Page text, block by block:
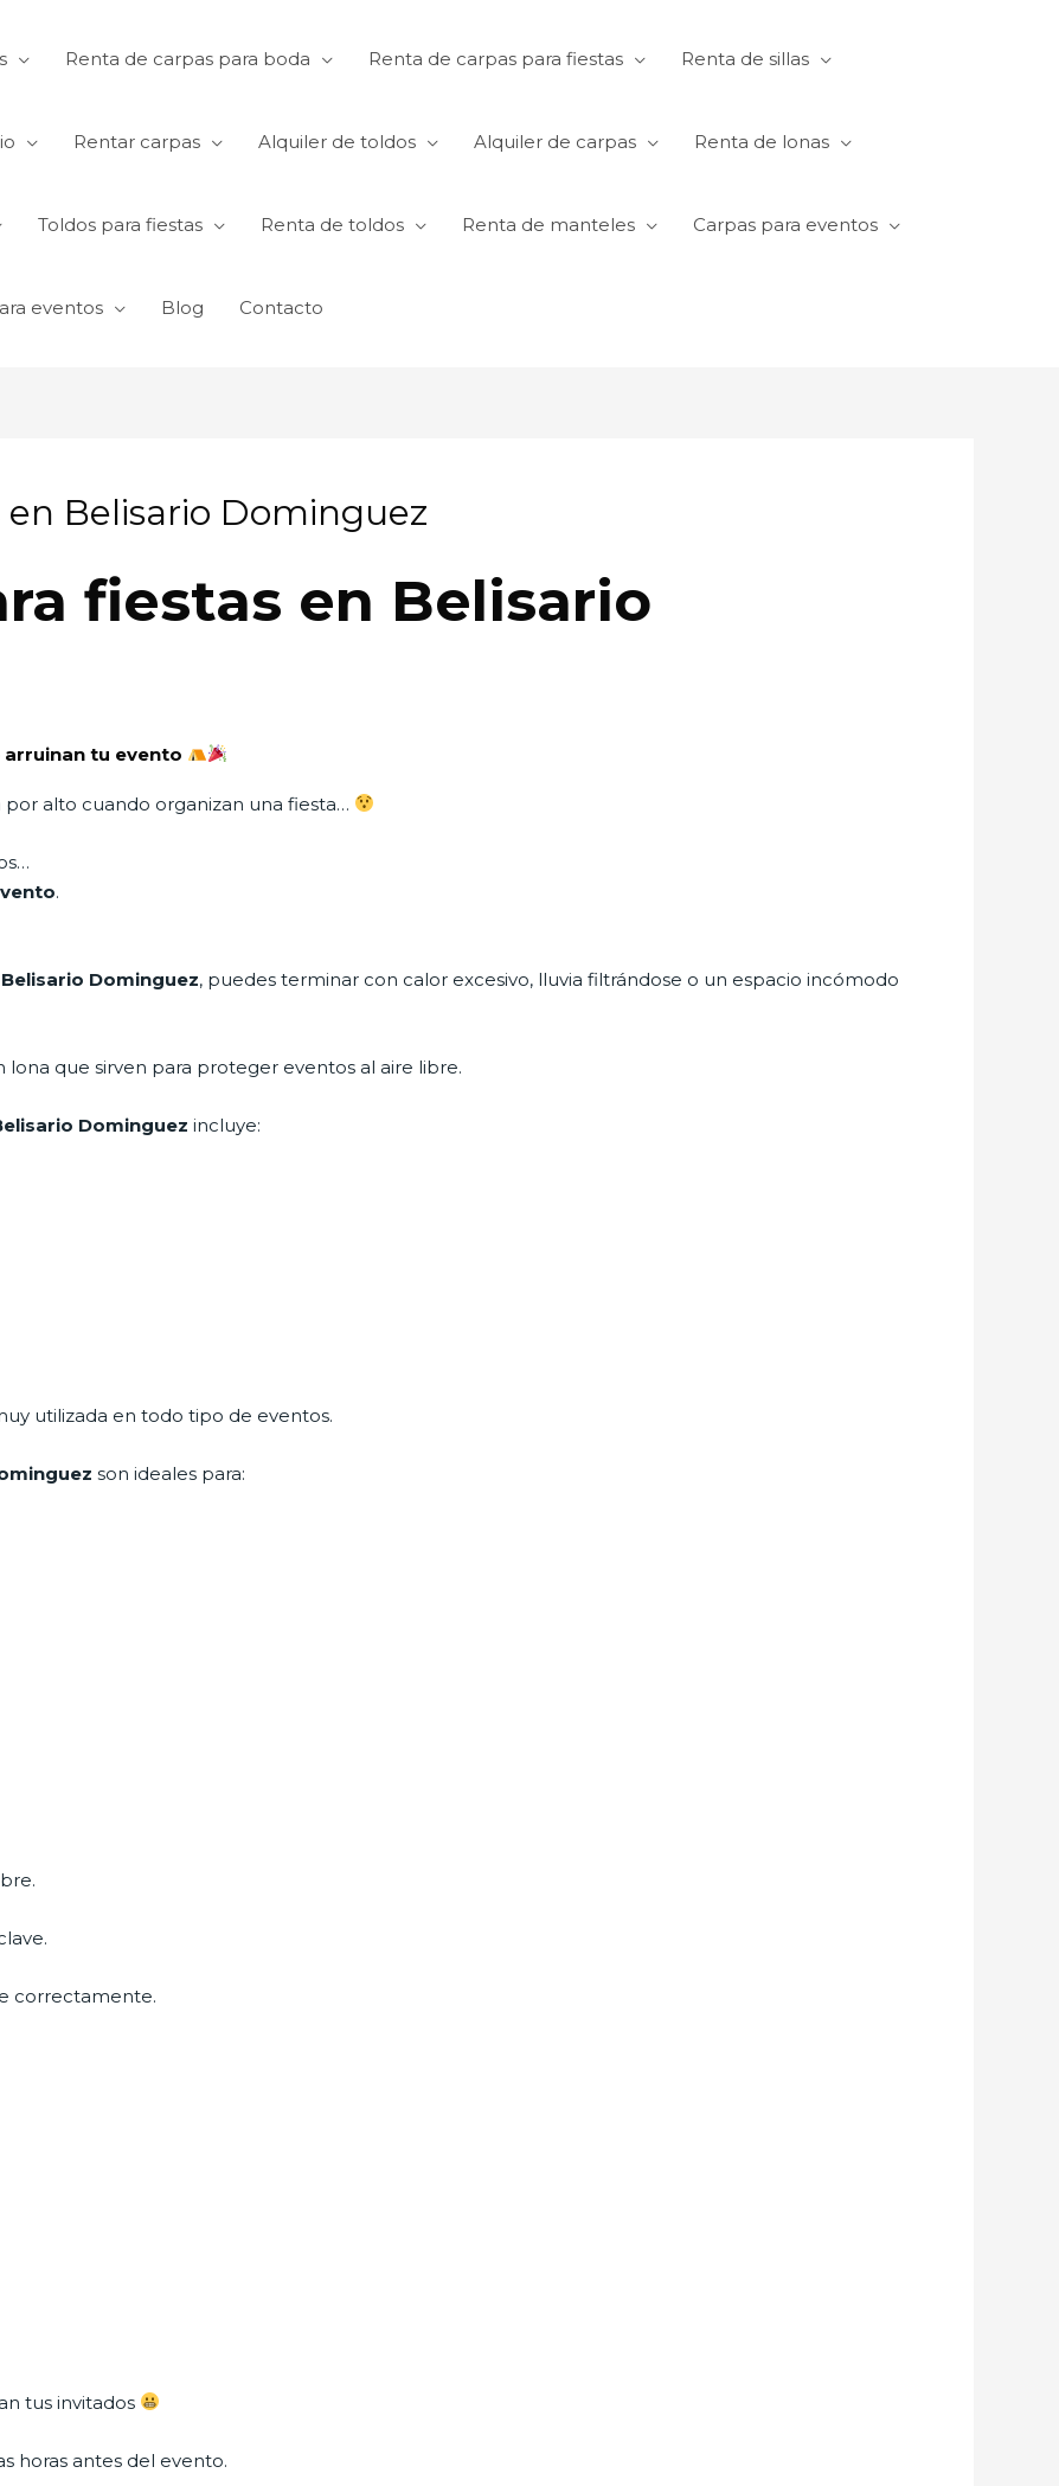
Renta de carpas para boda Renta de carpas para fiestas Renta de sillas
Rentar carpas Alquiler de toldos Alquiler de carpas Renta de lonas
Toldos para fiestas Renta de toldos Renta de manteles Carpas para eventos
eventos Blog Contacto
Belisario Dominguez
fiestas en Belisario
tu evento
alto cuando organizan una fiesta…
.
Dominguez, puedes terminar con calor excesivo, lluvia filtrándose o un espacio incómodo
que sirven para proteger eventos al aire libre.
Dominguez incluye:
utilizada en todo tipo de eventos.
son ideales para:
correctamente.
tus invitados
horas antes del evento.